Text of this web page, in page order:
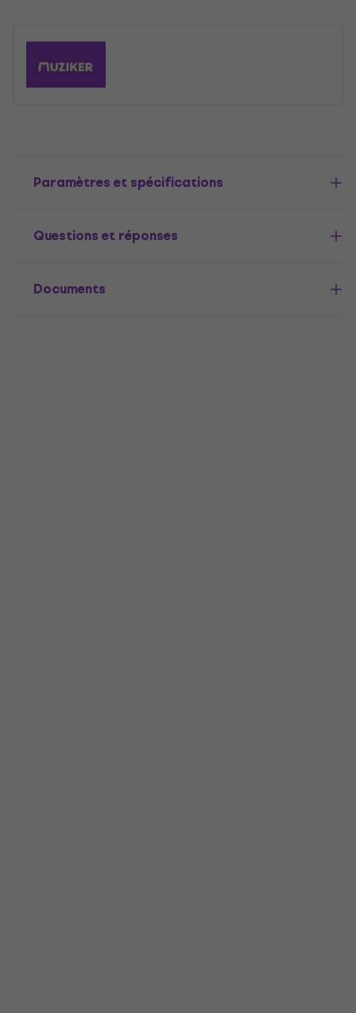
Paramètres et spécifications
Questions et réponses
Documents